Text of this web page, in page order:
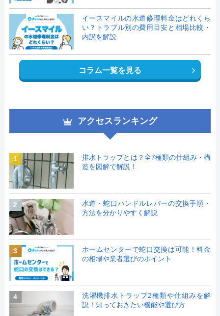
イースマイルの水道修理料金はどれくら
い？トラブル別の費用目安と相場比較・
内訳を解説
コラム一覧を見る
アクセスランキング
1
排水トラップとは？全7種類の仕組み・構
造を図解で解説！
2
水道・蛇口ハンドルレバーの交換手順・
方法を分かりやすく解説
3
ホームセンターで蛇口交換は可能！料金
の相場や業者選びのポイント
4
洗濯機排水トラップ2種類や仕組みを解
説！知っておきたい機能や選び方